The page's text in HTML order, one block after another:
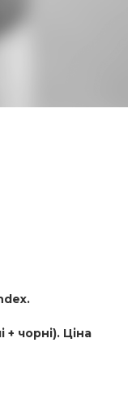
+ чорні). Ціна